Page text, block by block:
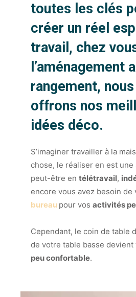
toutes les clés
créer un réel
travail, chez
l’aménagement
rangement,
offrons nos
idées déco.
S’imaginer travailler à la
chose, le réaliser en est une
peut-être en télétravail,
encore vous avez besoin de
bureau pour vos activités
Cependant, le coin de table
de votre table basse
peu confortable.